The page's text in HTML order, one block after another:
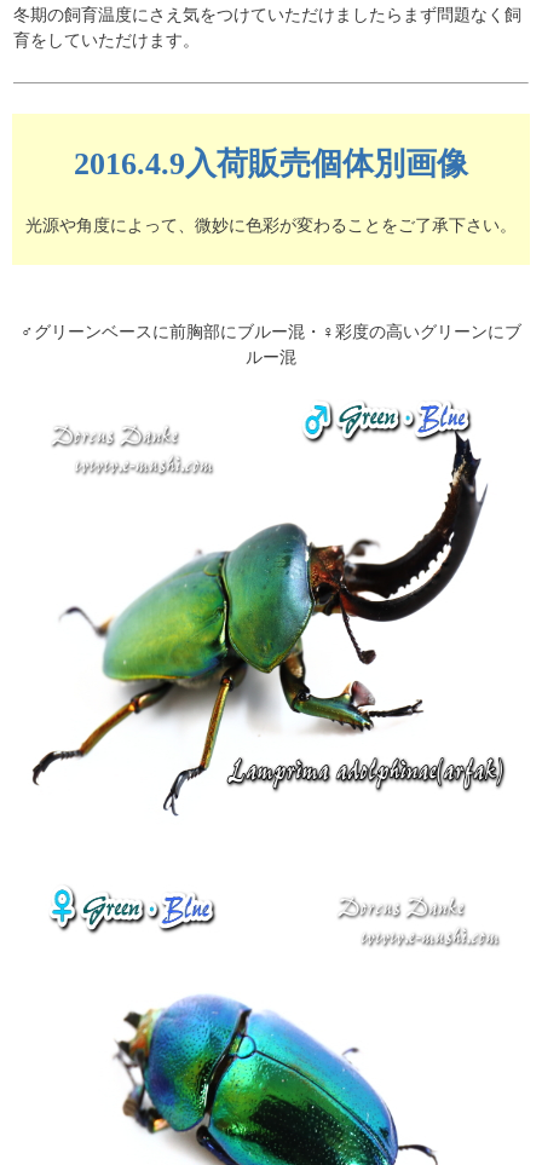
冬期の飼育温度にさえ気をつけていただけましたらまず問題なく飼
育をしていただけます。
2016.4.9入荷販売個体別画像
光源や角度によって、微妙に色彩が変わることをご了承下さい。
♂グリーンベースに前胸部にブルー混・♀彩度の高いグリーンにブ
ルー混